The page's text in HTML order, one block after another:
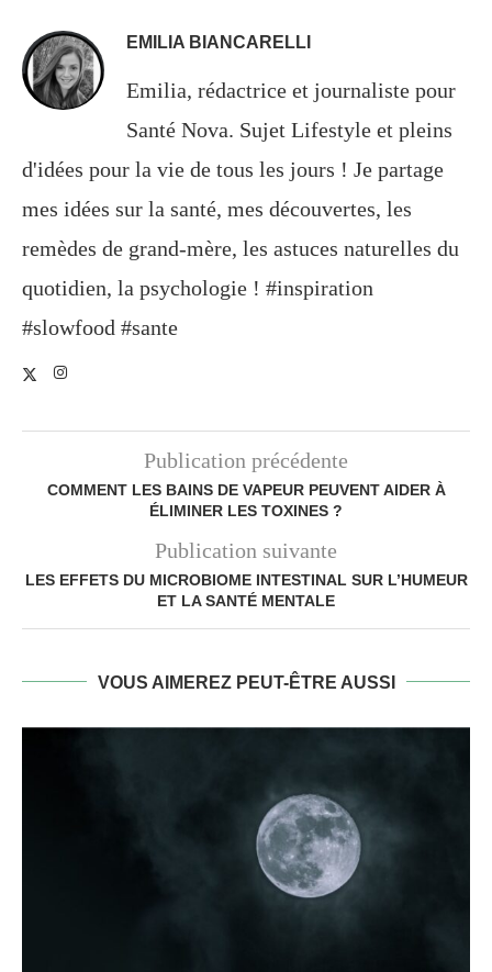
EMILIA BIANCARELLI
Emilia, rédactrice et journaliste pour
Santé Nova. Sujet Lifestyle et pleins
d'idées pour la vie de tous les jours ! Je partage
mes idées sur la santé, mes découvertes, les
remèdes de grand-mère, les astuces naturelles du
quotidien, la psychologie ! #inspiration
#slowfood #sante
Publication précédente
COMMENT LES BAINS DE VAPEUR PEUVENT AIDER À
ÉLIMINER LES TOXINES ?
Publication suivante
LES EFFETS DU MICROBIOME INTESTINAL SUR L’HUMEUR
ET LA SANTÉ MENTALE
VOUS AIMEREZ PEUT-ÊTRE AUSSI